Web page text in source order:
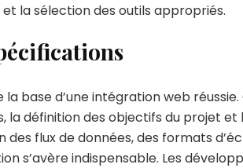
la sélection des outils appropriés.
base d’une intégration web
la définition des objectifs du projet et
flux de données, des formats
s’avère indispensable. Les